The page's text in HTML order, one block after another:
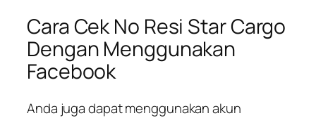
Cara Cek No Resi Star Cargo
Dengan Menggunakan
Facebook
Anda juga dapat menggunakan akun